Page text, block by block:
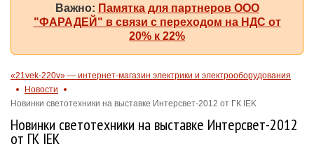
Важно: Памятка для партнеров ООО
"ФАРАДЕЙ" в связи с переходом на НДС от
20% к 22%
«21vek-220v» — интернет-магазин электрики и электрооборудования
Новости
Новинки светотехники на выставке Интерсвет-2012 от ГК IEK
Новинки светотехники на выставке Интерсвет-2012
от ГК IEK